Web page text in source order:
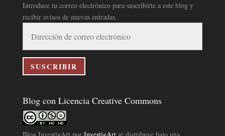
Introduce tu correo electrónico para suscribirte a este blog y
recibir avisos de nuevas entradas.
correo
electrónico
SUSCRIBIR
Blog con Licencia Creative Commons